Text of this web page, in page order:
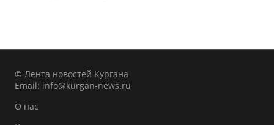
© Лента новостей Кургана
Email: info@kurgan-news.ru
О нас